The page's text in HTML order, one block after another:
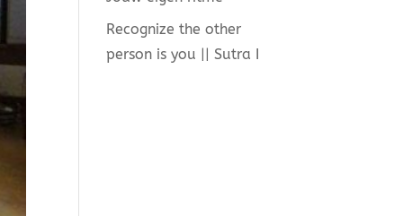
Recognize the other
person is you || Sutra I